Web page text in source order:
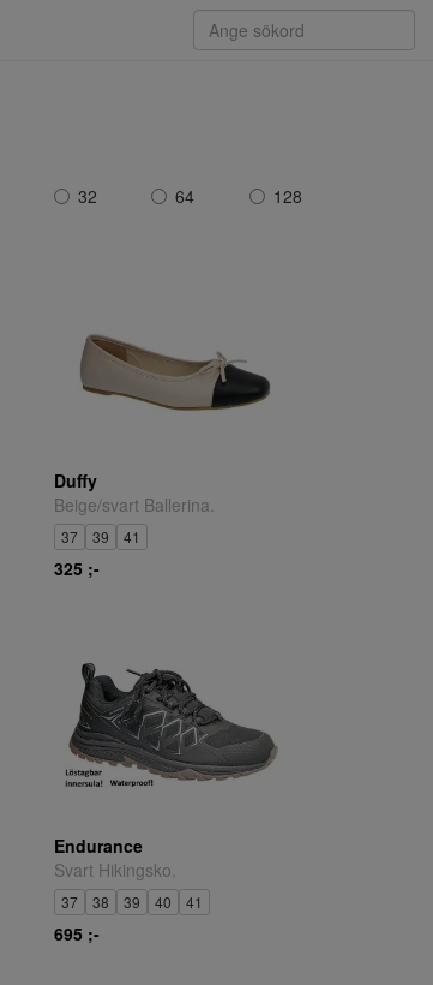
32 64 128
Duffy
Beige/svart Ballerina.
37 39 41
325 ;-
Endurance
Svart Hikingsko.
37 38 39 40 41
695 ;-